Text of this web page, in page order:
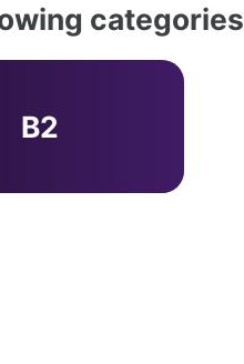
categories
B2